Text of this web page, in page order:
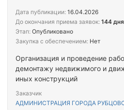
Организация и проведение
демонтажу недвижимого и
иных конструкций
Заказчик
АДМИНИСТРАЦИЯ ГОРОДА
Дата публикации: 16.04.2026
До окончания приема заявок: 144 дня
Этап: Опубликовано
Закупка с обеспечением: Нет